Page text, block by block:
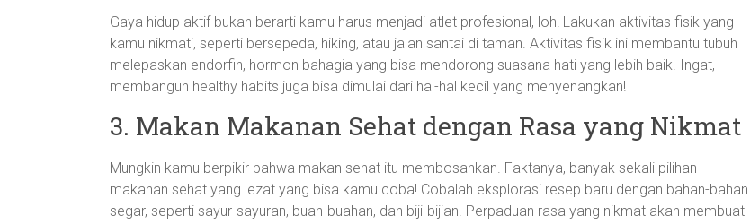
Gaya hidup aktif bukan berarti kamu harus menjadi atlet profesional, loh! Lakukan aktivitas fisik yang
kamu nikmati, seperti bersepeda, hiking, atau jalan santai di taman. Aktivitas fisik ini membantu tubuh
melepaskan endorfin, hormon bahagia yang bisa mendorong suasana hati yang lebih baik. Ingat,
membangun healthy habits juga bisa dimulai dari hal-hal kecil yang menyenangkan!
3. Makan Makanan Sehat dengan Rasa yang Nikmat
Mungkin kamu berpikir bahwa makan sehat itu membosankan. Faktanya, banyak sekali pilihan
makanan sehat yang lezat yang bisa kamu coba! Cobalah eksplorasi resep baru dengan bahan-bahan
segar, seperti sayur-sayuran, buah-buahan, dan biji-bijian. Perpaduan rasa yang nikmat akan membuat